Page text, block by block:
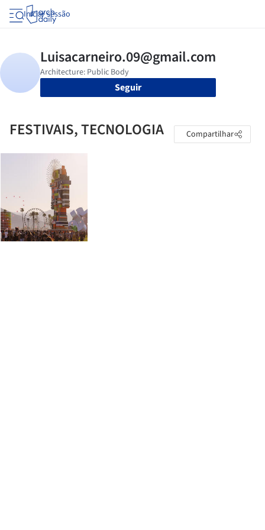
Iniciar sessão
Seguir
FESTIVAIS, TECNOLOGIA Compartilhar